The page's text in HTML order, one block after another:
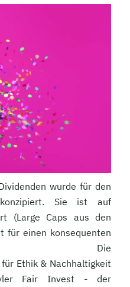
wurde für den
Sie ist auf
(Large Caps aus den
für einen konsequenten
Die
Ethik & Nachhaltigkeit
Fair Invest - der